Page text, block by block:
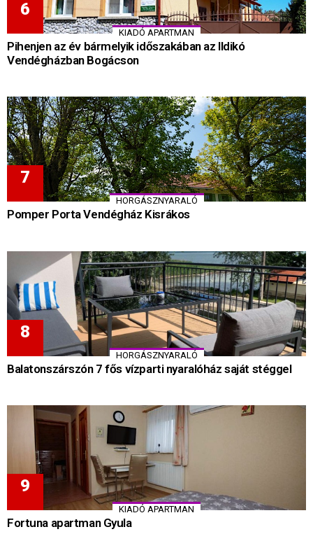
KIADÓ APARTMAN
Pihenjen az év bármelyik időszakában az Ildikó
Vendégházban Bogácson
HORGÁSZNYARALÓ
Pomper Porta Vendégház Kisrákos
HORGÁSZNYARALÓ
Balatonszárszón 7 fős vízparti nyaralóház saját stéggel
KIADÓ APARTMAN
Fortuna apartman Gyula